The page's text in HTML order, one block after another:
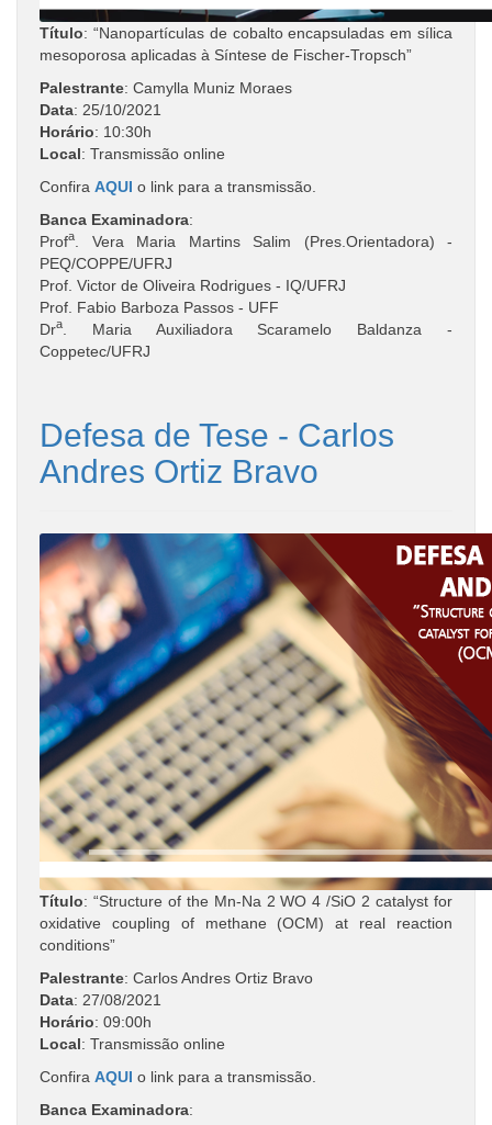
Título: “Nanopartículas de cobalto encapsuladas em sílica
mesoporosa aplicadas à Síntese de Fischer-Tropsch”
Palestrante: Camylla Muniz Moraes
Data: 25/10/2021
Horário: 10:30h
Local: Transmissão online
Confira AQUI o link para a transmissão.
Banca Examinadora:
Profa
. Vera Maria Martins Salim (Pres.Orientadora) -
PEQ/COPPE/UFRJ
Prof. Victor de Oliveira Rodrigues - IQ/UFRJ
Prof. Fabio Barboza Passos - UFF
Dra
. Maria Auxiliadora Scaramelo Baldanza -
Coppetec/UFRJ
Defesa de Tese - Carlos
Andres Ortiz Bravo
Título: “Structure of the Mn-Na 2 WO 4 /SiO 2 catalyst for
oxidative coupling of methane (OCM) at real reaction
conditions”
Palestrante: Carlos Andres Ortiz Bravo
Data: 27/08/2021
Horário: 09:00h
Local: Transmissão online
Confira AQUI o link para a transmissão.
Banca Examinadora: